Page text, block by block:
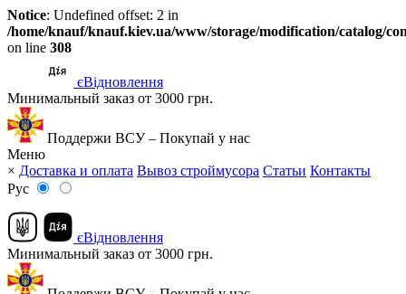
Notice: Undefined offset: 2 in
/home/knauf/knauf.kiev.ua/www/storage/modification/catalog/
on line 308
єВідновлення
Минимальный заказ от 3000 грн.
Поддержи ВСУ – Покупай у нас
Меню
× Доставка и оплата Вывоз строймусора Статьи Контакты
Рус
єВідновлення
Минимальный заказ от 3000 грн.